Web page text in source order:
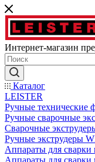
Интернет-магазин
Каталог
LEISTER
Ручные технические
Ручные сварочные
Сварочные
Ручные экструдеры
Аппараты для
Аппараты для